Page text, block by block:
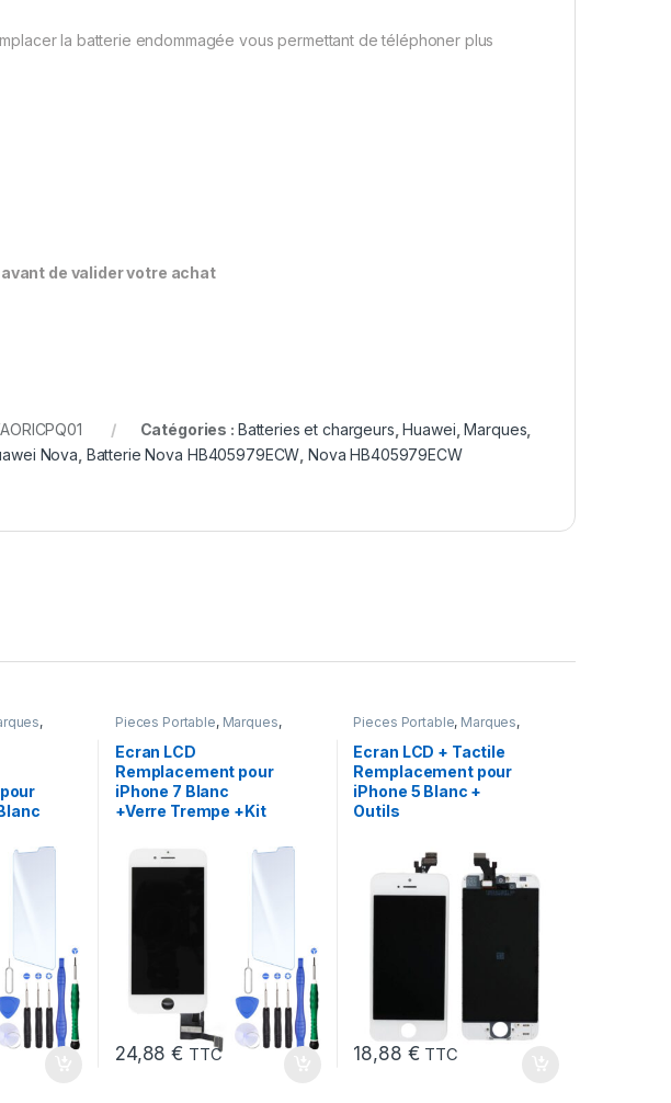
la batterie endommagée vous permettant de téléphoner plus
de valider votre achat
Catégories : Batteries et chargeurs ,Huawei ,Marques
Nova Batterie Nova HB405979ECW Nova HB405979ECW
,
Pieces Portable, Marques,
Ecran LCD
Remplacement pour
iPhone 7 Blanc
+Verre Trempe +Kit
24,88€ TTC
Pieces Portable, Marques,
Ecran LCD + Tactile
Remplacement pour
iPhone 5 Blanc +
Outils
18,88 € TTC